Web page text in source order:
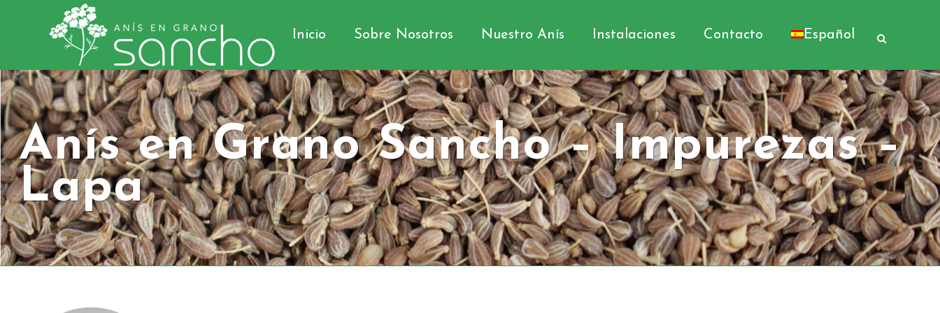
Inicio Sobre Nosotros Nuestro Anís Instalaciones Contacto Español
Anís en Grano Sancho – Impurezas –
Lapa